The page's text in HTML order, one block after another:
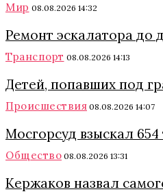
Мир 08.08.2026 14:32
Ремонт эскалатора до
Транспорт 08.08.2026 14:13
Детей, попавших под
Происшествия 08.08.2026 14:07
Мосгорсуд взыскал
Общество 08.08.2026 13:31
Кержаков назвал